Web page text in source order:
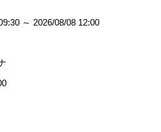
～ 2026/08/08 12:00